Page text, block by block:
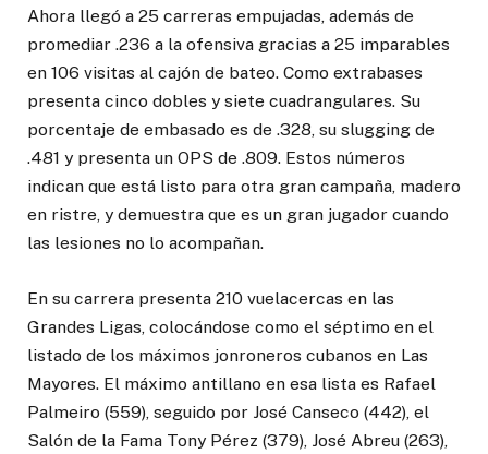
Ahora llegó a 25 carreras empujadas, además de
promediar .236 a la ofensiva gracias a 25 imparables
en 106 visitas al cajón de bateo. Como extrabases
presenta cinco dobles y siete cuadrangulares. Su
porcentaje de embasado es de .328, su slugging de
.481 y presenta un OPS de .809. Estos números
indican que está listo para otra gran campaña, madero
en ristre, y demuestra que es un gran jugador cuando
las lesiones no lo acompañan.
En su carrera presenta 210 vuelacercas en las
Grandes Ligas, colocándose como el séptimo en el
listado de los máximos jonroneros cubanos en Las
Mayores. El máximo antillano en esa lista es Rafael
Palmeiro (559), seguido por José Canseco (442), el
Salón de la Fama Tony Pérez (379), José Abreu (263),